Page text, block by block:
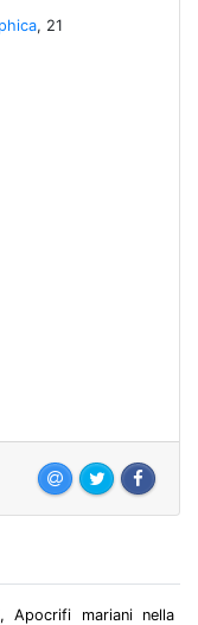
, 21
Apocrifi mariani nella